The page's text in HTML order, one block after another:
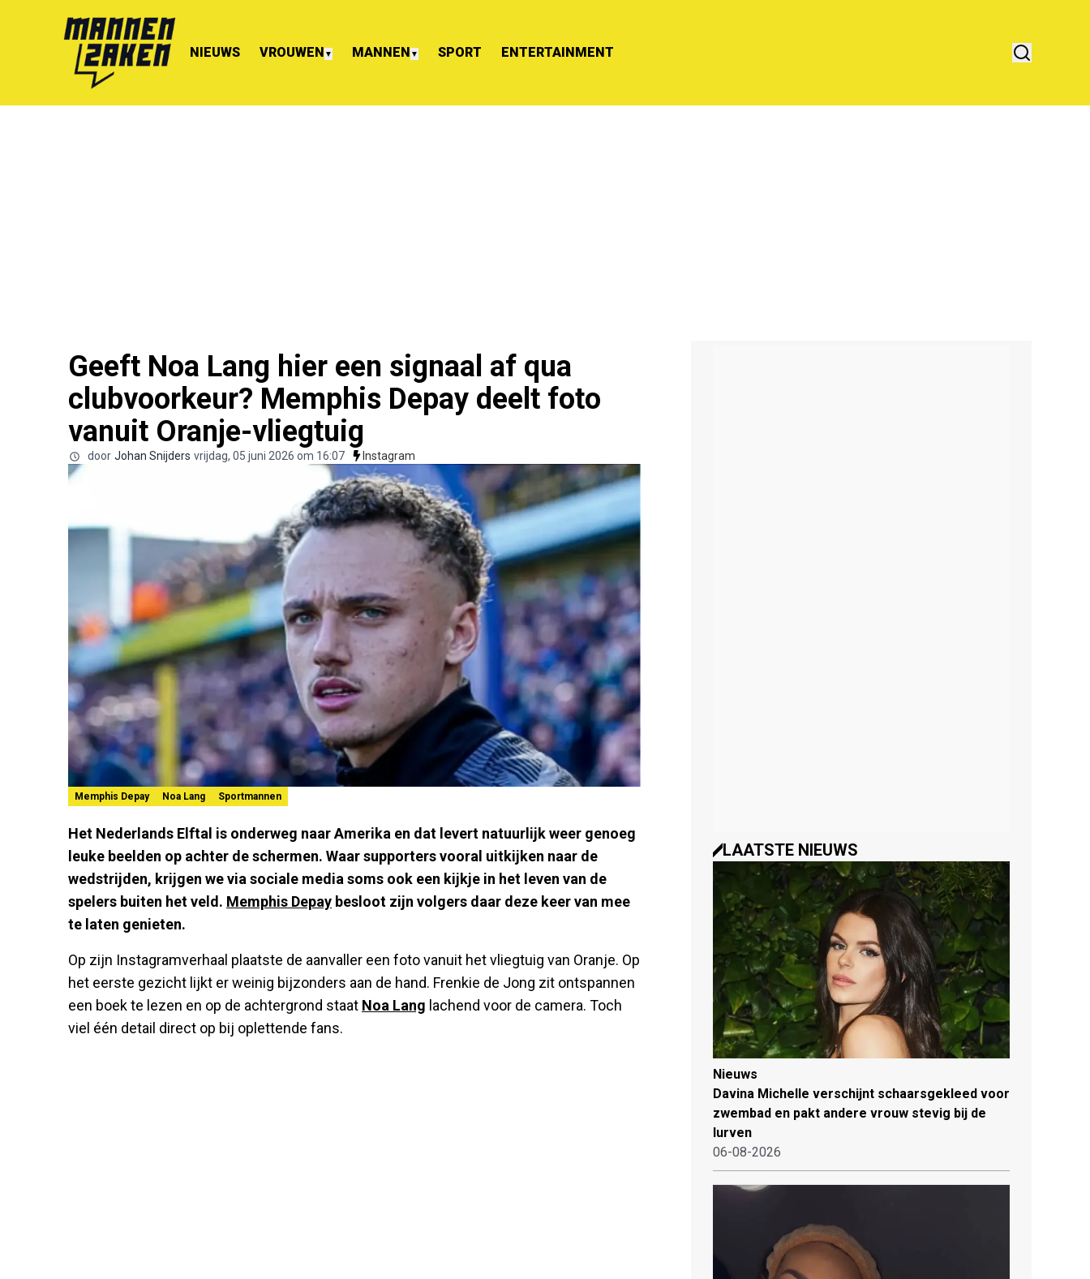
NIEUWS VROUWEN ▼ MANNEN ▼ SPORT ENTERTAINMENT
Geeft Noa Lang hier een signaal af qua
clubvoorkeur? Memphis Depay deelt foto
vanuit Oranje-vliegtuig
door Johan Snijders vrijdag, 05 juni 2026 om 16:07 Instagram
Memphis Depay Noa Lang Sportmannen
Het Nederlands Elftal is onderweg naar Amerika en dat levert natuurlijk weer genoeg
leuke beelden op achter de schermen. Waar supporters vooral uitkijken naar de
wedstrijden, krijgen we via sociale media soms ook een kijkje in het leven van de
spelers buiten het veld. Memphis Depay besloot zijn volgers daar deze keer van mee
te laten genieten.
Op zijn Instagramverhaal plaatste de aanvaller een foto vanuit het vliegtuig van Oranje. Op
het eerste gezicht lijkt er weinig bijzonders aan de hand. Frenkie de Jong zit ontspannen
een boek te lezen en op de achtergrond staat Noa Lang lachend voor de camera. Toch
viel één detail direct op bij oplettende fans.
LAATSTE NIEUWS
Nieuws
Davina Michelle verschijnt schaarsgekleed voor
zwembad en pakt andere vrouw stevig bij de
lurven
06-08-2026